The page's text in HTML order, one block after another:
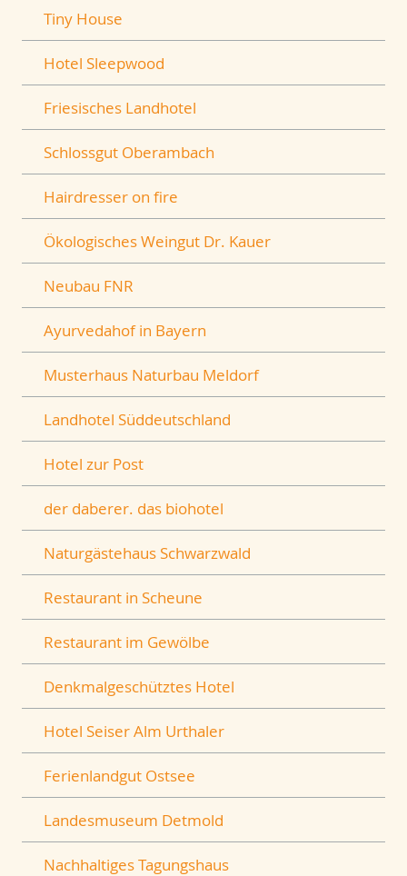
Tiny House
Hotel Sleepwood
Friesisches Landhotel
Schlossgut Oberambach
Hairdresser on fire
Ökologisches Weingut Dr. Kauer
Neubau FNR
Ayurvedahof in Bayern
Musterhaus Naturbau Meldorf
Landhotel Süddeutschland
Hotel zur Post
der daberer. das biohotel
Naturgästehaus Schwarzwald
Restaurant in Scheune
Restaurant im Gewölbe
Denkmalgeschütztes Hotel
Hotel Seiser Alm Urthaler
Ferienlandgut Ostsee
Landesmuseum Detmold
Nachhaltiges Tagungshaus